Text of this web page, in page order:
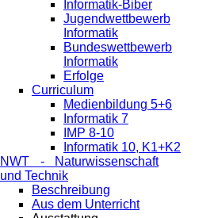
Informatik-Biber
Jugendwettbewerb
Informatik
Bundeswettbewerb
Informatik
Erfolge
Curriculum
Medienbildung 5+6
Informatik 7
IMP 8-10
Informatik 10, K1+K2
NWT - Naturwissenschaft
und Technik
Beschreibung
Aus dem Unterricht